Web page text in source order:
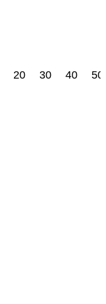
20 30 40 50